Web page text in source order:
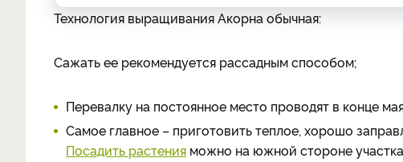
Технология выращивания Акорна обычная:
Сажать ее рекомендуется рассадным способом;
Перевалку на постоянное место проводят в конце
Самое главное – приготовить теплое, хорошо
Посадить растения можно на южной стороне